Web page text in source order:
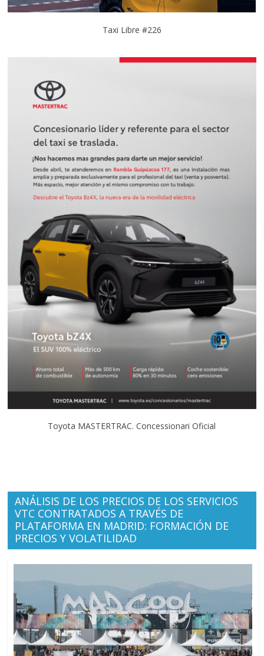
Taxi Libre #226
Toyota MASTERTRAC. Concessionari Oficial
ANÁLISIS DE LOS PRECIOS DE LOS SERVICIOS
VTC CONTRATADOS A TRAVÉS DE
PLATAFORMA EN MADRID: FORMACIÓN DE
PRECIOS Y VOLATILIDAD